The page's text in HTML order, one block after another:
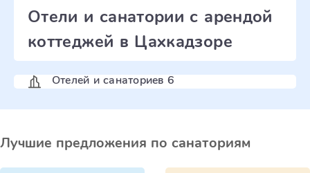
Отели и санатории с арендой
коттеджей в Цахкадзоре
Отелей и санаториев 6
Лучшие предложения по санаториям